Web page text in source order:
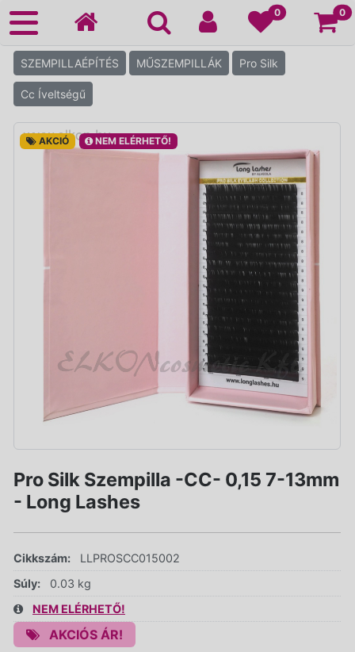
0 0
SZEMPILLAÉPÍTÉS MŰSZEMPILLÁK Pro Silk
Cc Íveltségű
AKCIÓ NEM ELÉRHETŐ!
Pro Silk Szempilla -CC- 0,15 7-13mm
- Long Lashes
Cikkszám:
LLPROSCC015002
Súly:
0.03 kg
NEM ELÉRHETŐ!
AKCIÓS ÁR!